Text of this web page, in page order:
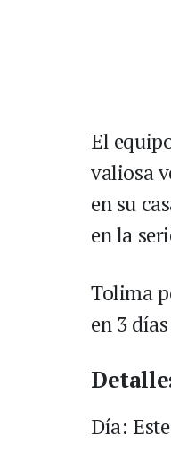
El
valiosa
en su
en la
Tolima
en 3
Día: